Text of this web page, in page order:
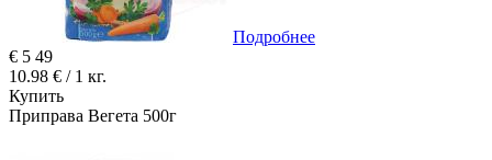
Подробнее
€ 5 49
10.98 € / 1 кг.
Купить
Приправа Вегета 500г